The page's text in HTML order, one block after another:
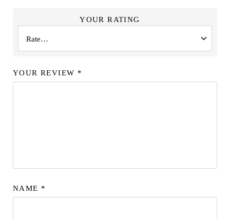
YOUR RATING
YOUR REVIEW *
NAME *